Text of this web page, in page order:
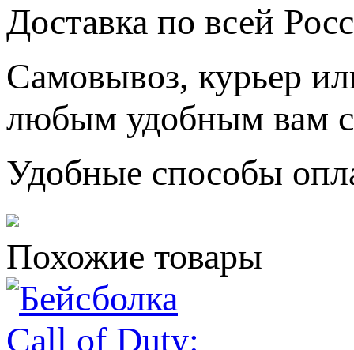
Доставка по всей
Самовывоз, курьер
любым удобным вам
Удобные способы
Похожие товары